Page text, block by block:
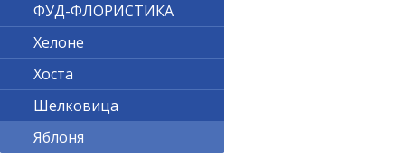
ФУД-ФЛОРИСТИКА
Хелоне
Хоста
Шелковица
Яблоня